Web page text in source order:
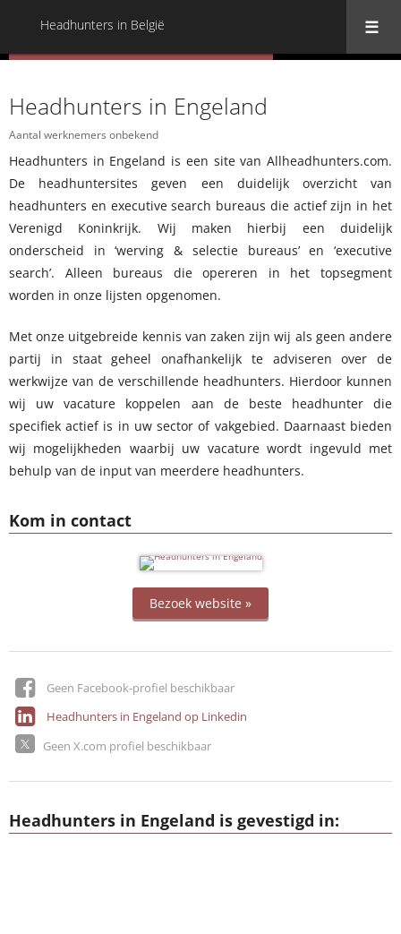
Headhunters in België
Kom in contact
Bezoek website »
Geen Facebook-profiel beschikbaar
Headhunters in Engeland op Linkedin
Geen X.com profiel beschikbaar
Headhunters in Engeland
Aantal werknemers onbekend
Headhunters in Engeland is een site van Allheadhunters.com.
De headhuntersites geven een duidelijk overzicht van
headhunters en executive search bureaus die actief zijn in het
Verenigd Koninkrijk. Wij maken hierbij een duidelijk
onderscheid in ‘werving & selectie bureaus’ en ‘executive
search’. Alleen bureaus die opereren in het topsegment
worden in onze lijsten opgenomen.
Met onze uitgebreide kennis van zaken zijn wij als geen andere
partij in staat geheel onafhankelijk te adviseren over de
werkwijze van de verschillende headhunters. Hierdoor kunnen
wij uw vacature koppelen aan de beste headhunter die
specifiek actief is in uw sector of vakgebied. Daarnaast bieden
wij mogelijkheden waarbij uw vacature wordt ingevuld met
behulp van de input van meerdere headhunters.
Headhunters in Engeland is gevestigd in: